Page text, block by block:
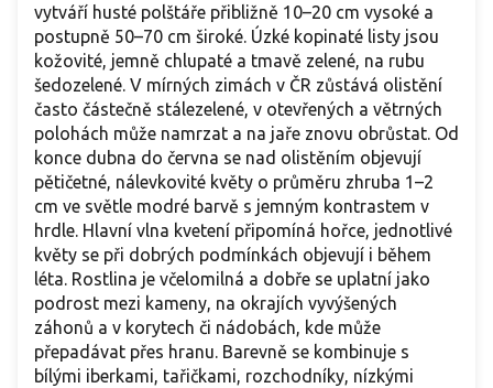
vytváří husté polštáře přibližně 10–20 cm vysoké a
postupně 50–70 cm široké. Úzké kopinaté listy jsou
kožovité, jemně chlupaté a tmavě zelené, na rubu
šedozelené. V mírných zimách v ČR zůstává olistění
často částečně stálezelené, v otevřených a větrných
polohách může namrzat a na jaře znovu obrůstat. Od
konce dubna do června se nad olistěním objevují
pětičetné, nálevkovité květy o průměru zhruba 1–2
cm ve světle modré barvě s jemným kontrastem v
hrdle. Hlavní vlna kvetení připomíná hořce, jednotlivé
květy se při dobrých podmínkách objevují i během
léta. Rostlina je včelomilná a dobře se uplatní jako
podrost mezi kameny, na okrajích vyvýšených
záhonů a v korytech či nádobách, kde může
přepadávat přes hranu. Barevně se kombinuje s
bílými iberkami, tařičkami, rozchodníky, nízkými